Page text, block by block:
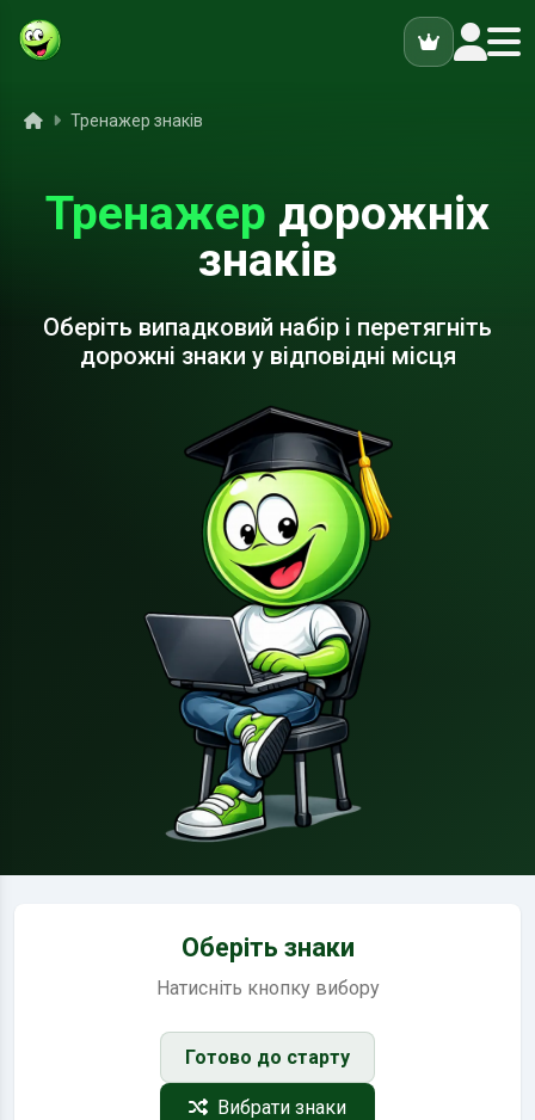
ГоловнаТренажер знаків
Тренажер дорожніх
знаків
Оберіть випадковий набір і перетягніть
дорожні знаки у відповідні місця
Оберіть знаки
Натисніть кнопку вибору
Готово до старту
Вибрати знаки